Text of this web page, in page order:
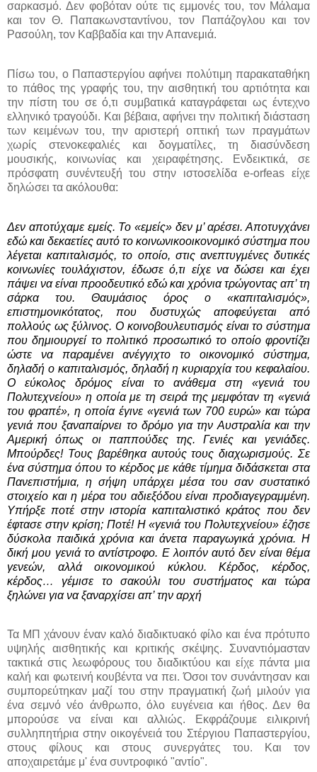
σαρκασμό. Δεν φοβόταν ούτε τις εμμονές του, τον Μάλαμα
και τον Θ. Παπακωνσταντίνου, τον Παπάζογλου και τον
Ρασούλη, τον Καββαδία και την Απανεμιά.
Πίσω του, ο Παπαστεργίου αφήνει πολύτιμη παρακαταθήκη
το πάθος της γραφής του, την αισθητική του αρτιότητα και
την πίστη του σε ό,τι συμβατικά καταγράφεται ως έντεχνο
ελληνικό τραγούδι. Και βέβαια, αφήνει την πολιτική διάσταση
των κειμένων του, την αριστερή οπτική των πραγμάτων
χωρίς στενοκεφαλιές και δογματίλες, τη διασύνδεση
μουσικής, κοινωνίας και χειραφέτησης. Ενδεικτικά, σε
πρόσφατη συνέντευξή του στην ιστοσελίδα e-orfeas είχε
δηλώσει τα ακόλουθα:
Δεν αποτύχαμε εμείς. Το «εμείς» δεν μ’ αρέσει. Αποτυγχάνει
εδώ και δεκαετίες αυτό το κοινωνικοοικονομικό σύστημα που
λέγεται καπιταλισμός, το οποίο, στις ανεπτυγμένες δυτικές
κοινωνίες τουλάχιστον, έδωσε ό,τι είχε να δώσει και έχει
πάψει να είναι προοδευτικό εδώ και χρόνια τρώγοντας απ’ τη
σάρκα του. Θαυμάσιος όρος ο «καπιταλισμός»,
επιστημονικότατος, που δυστυχώς αποφεύγεται από
πολλούς ως ξύλινος. Ο κοινοβουλευτισμός είναι το σύστημα
που δημιουργεί το πολιτικό προσωπικό το οποίο φροντίζει
ώστε να παραμένει ανέγγιχτο το οικονομικό σύστημα,
δηλαδή ο καπιταλισμός, δηλαδή η κυριαρχία του κεφαλαίου.
Ο εύκολος δρόμος είναι το ανάθεμα στη «γενιά του
Πολυτεχνείου» η οποία με τη σειρά της μεμφόταν τη «γενιά
του φραπέ», η οποία έγινε «γενιά των 700 ευρώ» και τώρα
γενιά που ξαναπαίρνει το δρόμο για την Αυστραλία και την
Αμερική όπως οι παππούδες της. Γενιές και γενιάδες.
Μπούρδες! Τους βαρέθηκα αυτούς τους διαχωρισμούς. Σε
ένα σύστημα όπου το κέρδος με κάθε τίμημα διδάσκεται στα
Πανεπιστήμια, η σήψη υπάρχει μέσα του σαν συστατικό
στοιχείο και η μέρα του αδιεξόδου είναι προδιαγεγραμμένη.
Υπήρξε ποτέ στην ιστορία καπιταλιστικό κράτος που δεν
έφτασε στην κρίση; Ποτέ! Η «γενιά του Πολυτεχνείου» έζησε
δύσκολα παιδικά χρόνια και άνετα παραγωγικά χρόνια. Η
δική μου γενιά το αντίστροφο. Ε λοιπόν αυτό δεν είναι θέμα
γενεών, αλλά οικονομικού κύκλου. Κέρδος, κέρδος,
κέρδος… γέμισε το σακούλι του συστήματος και τώρα
ξηλώνει για να ξαναρχίσει απ’ την αρχή
Τα ΜΠ χάνουν έναν καλό διαδικτυακό φίλο και ένα πρότυπο
υψηλής αισθητικής και κριτικής σκέψης. Συναντιόμασταν
τακτικά στις λεωφόρους του διαδικτύου και είχε πάντα μια
καλή και φωτεινή κουβέντα να πει. Όσοι τον συνάντησαν και
συμπορεύτηκαν μαζί του στην πραγματική ζωή μιλούν για
ένα σεμνό νέο άνθρωπο, όλο ευγένεια και ήθος. Δεν θα
μπορούσε να είναι και αλλιώς. Εκφράζουμε ειλικρινή
συλληπητήρια στην οικογένειά του Στέργιου Παπαστεργίου,
στους φίλους και στους συνεργάτες του. Και τον
αποχαιρετάμε μ' ένα συντροφικό "αντίο".